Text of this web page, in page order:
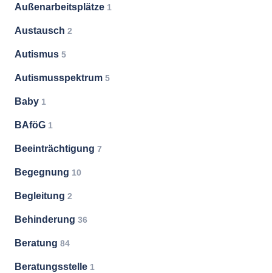
Außenarbeitsplätze 1
Austausch 2
Autismus 5
Autismusspektrum 5
Baby 1
BAföG 1
Beeinträchtigung 7
Begegnung 10
Begleitung 2
Behinderung 36
Beratung 84
Beratungsstelle 1